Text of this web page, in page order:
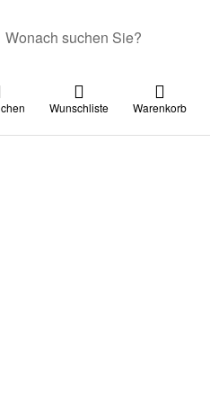
Wunschliste Warenkorb